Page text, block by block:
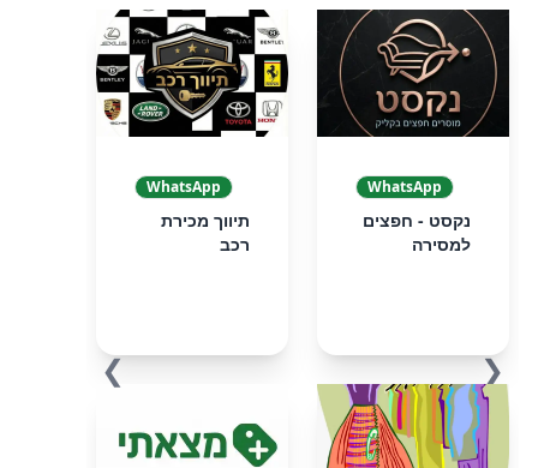
❮
WhatsApp
נקסט - חפצים
למסירה
WhatsApp
תיווך מכירת
רכב
❯